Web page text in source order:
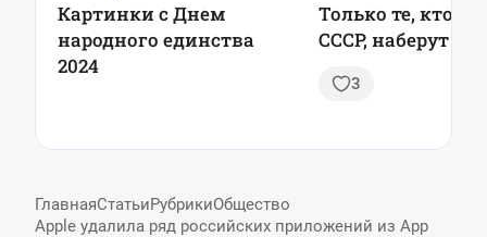
Картинки с Днем
народного единства
2024
Только те, кто
СССР, наберут 9/
3
ГлавнаяСтатьиРубрикиОбщество
Apple удалила ряд российских приложений из App